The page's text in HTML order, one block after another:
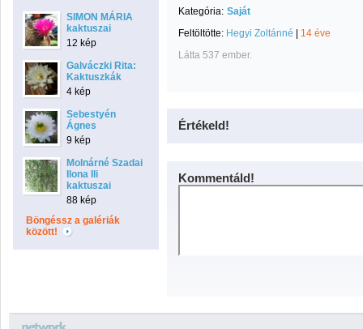
SIMON MÁRIA
kaktuszai
12 kép
Galváczki Rita:
Kaktuszkák
4 kép
Sebestyén
Ágnes
9 kép
Molnárné Szadai
Ilona Ili
kaktuszai
88 kép
Böngéssz a galériák
között!
Kategória: Saját
Feltöltötte: Hegyi Zoltánné
14 éve
Látta 537 ember.
Értékeld!
Kommentáld!